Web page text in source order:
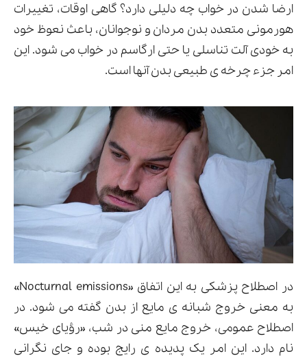
ارضا شدن در خواب چه دلیلی دارد؟ گاهی اوقات، تغییرات
هورمونی متعدد بدن مردان و نوجوانان، باعث نعوظ خود
به خودی آلت تناسلی یا حتی ارگاسم در خواب می شود. این
امر جزء چرخه ی طبیعی بدن آنها است.
در اصطلاح پزشکی به این اتفاق «Nocturnal emissions»
به معنی خروج شبانه ی مایع از بدن گفته می شود. در
اصطلاح عمومی، خروج مایع منی در شب، «رؤیای خیس»
نام دارد. این امر یک پدیده ی رایج بوده و جای نگرانی